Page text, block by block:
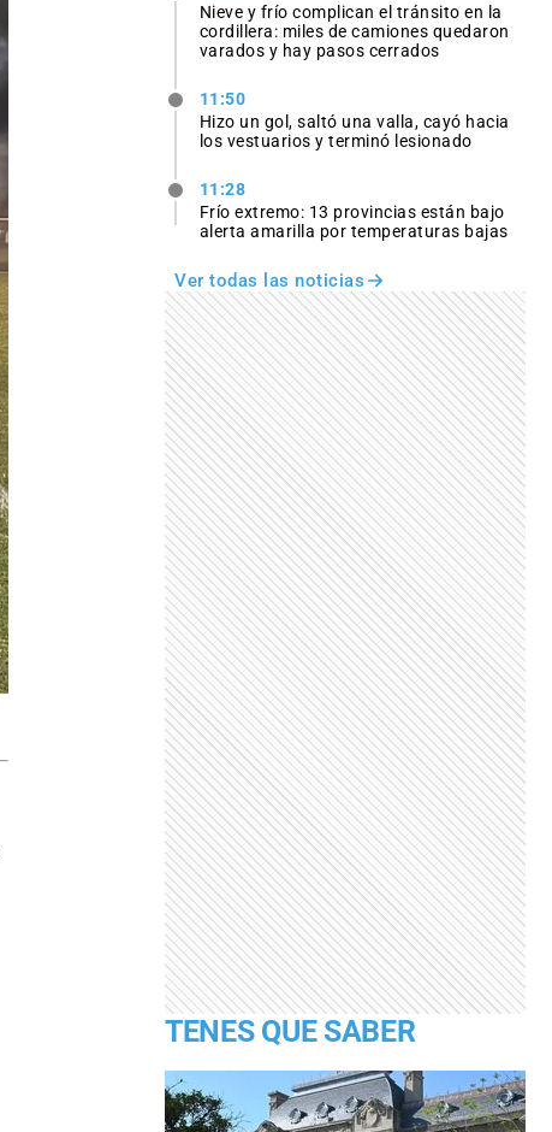
Nieve y frío complican el tránsito en la
cordillera: miles de camiones quedaron
varados y hay pasos cerrados
11:50
Hizo un gol, saltó una valla, cayó hacia
los vestuarios y terminó lesionado
11:28
Frío extremo: 13 provincias están bajo
alerta amarilla por temperaturas bajas
Ver todas las noticias
TENES QUE SABER